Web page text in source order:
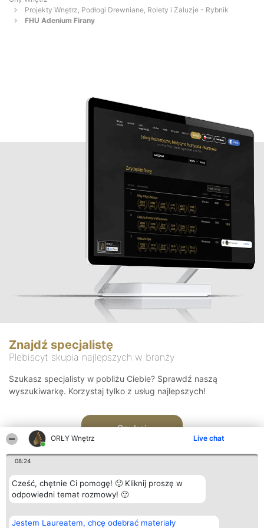
ORŁY Wnętrz Live chat
08:24
Cześć, chętnie Ci pomogę! 🙂 Kliknij proszę w
odpowiedni temat rozmowy! 🙂
Jestem Laureatem, chcę odebrać materiały
Projekty Wnętrz, Podłogi Drewniane, Rolety i Żaluzje - Rybnik
FHU Adenium Firany
Znajdź specjalistę
Plebiscyt skupia najlepszych w branży
Szukasz specjalisty w pobliżu Ciebie? Sprawdź naszą
wyszukiwarkę. Korzystaj tylko z usług najlepszych!
Szukaj
Organizator plebiscytu
Bright Side Solutions sp. z o.
Plebiscyt
Laureaci
Kontakt
Kontakt